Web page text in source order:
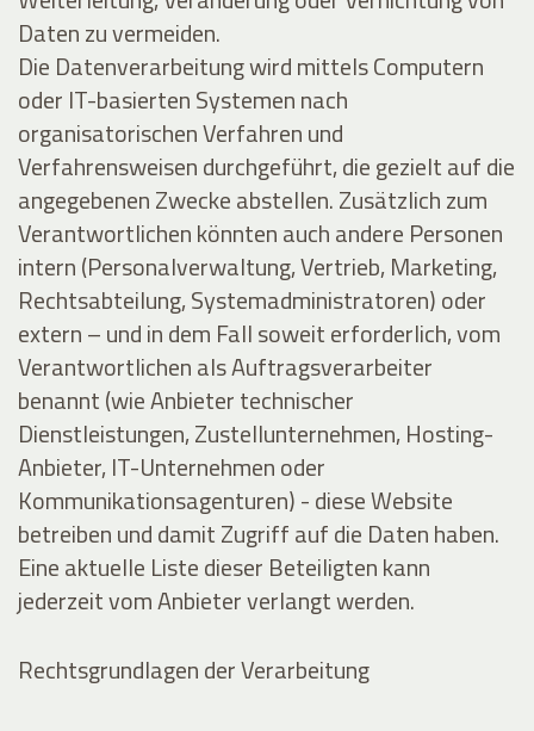
Daten zu vermeiden.
Die Datenverarbeitung wird mittels Computern
oder IT-basierten Systemen nach
organisatorischen Verfahren und
Verfahrensweisen durchgeführt, die gezielt auf die
angegebenen Zwecke abstellen. Zusätzlich zum
Verantwortlichen könnten auch andere Personen
intern (Personalverwaltung, Vertrieb, Marketing,
Rechtsabteilung, Systemadministratoren) oder
extern – und in dem Fall soweit erforderlich, vom
Verantwortlichen als Auftragsverarbeiter
benannt (wie Anbieter technischer
Dienstleistungen, Zustellunternehmen, Hosting-
Anbieter, IT-Unternehmen oder
Kommunikationsagenturen) - diese Website
betreiben und damit Zugriff auf die Daten haben.
Eine aktuelle Liste dieser Beteiligten kann
jederzeit vom Anbieter verlangt werden.
Rechtsgrundlagen der Verarbeitung